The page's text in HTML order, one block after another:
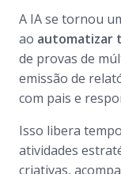
A IA se tornou
ao automatizar
de provas de
emissão de
com pais e
Isso libera
atividades
criativas,